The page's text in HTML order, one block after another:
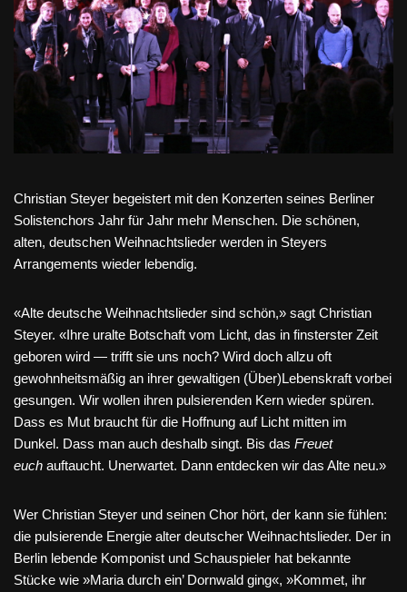
Christian Steyer begeistert mit den Konzerten seines Berliner
Solistenchors Jahr für Jahr mehr Menschen. Die schönen,
alten, deutschen Weihnachtslieder werden in Steyers
Arrangements wieder lebendig.
«Alte deutsche Weihnachtslieder sind schön,» sagt Christian
Steyer. «Ihre uralte Botschaft vom Licht, das in finsterster Zeit
geboren wird — trifft sie uns noch? Wird doch allzu oft
gewohnheitsmäßig an ihrer gewaltigen (Über)Lebenskraft vorbei
gesungen. Wir wollen ihren pulsierenden Kern wieder spüren.
Dass es Mut braucht für die Hoffnung auf Licht mitten im
Dunkel. Dass man auch deshalb singt. Bis das Freuet
euch auftaucht. Unerwartet. Dann entdecken wir das Alte neu.»
Wer Christian Steyer und seinen Chor hört, der kann sie fühlen:
die pulsierende Energie alter deutscher Weihnachtslieder. Der in
Berlin lebende Komponist und Schauspieler hat bekannte
Stücke wie »Maria durch ein’ Dornwald ging«, »Kommet, ihr